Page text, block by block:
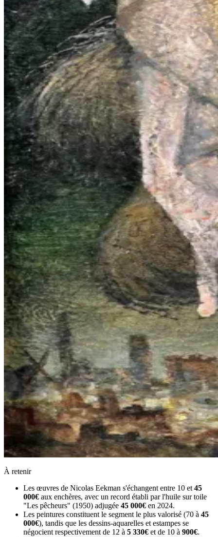
À retenir
Les œuvres de Nicolas Eekman s'échangent entre 10 et 45
000€ aux enchères, avec un record établi par l'huile sur toile
"Les pêcheurs" (1950) adjugée 45 000€ en 2024.
Les peintures constituent le segment le plus valorisé (70 à 45
000€), tandis que les dessins-aquarelles et estampes se
négocient respectivement de 12 à 5 330€ et de 10 à 900€.